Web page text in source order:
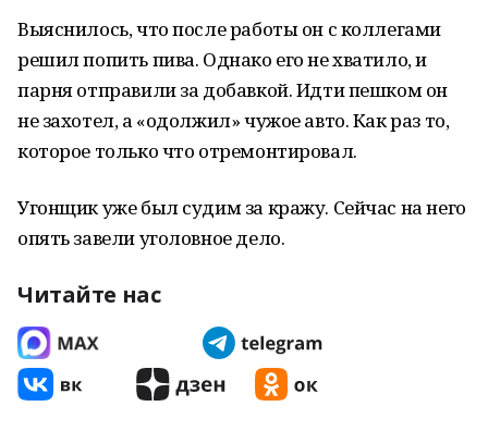
Выяснилось, что после работы он с коллегами
решил попить пива. Однако его не хватило, и
парня отправили за добавкой. Идти пешком он
не захотел, а «одолжил» чужое авто. Как раз то,
которое только что отремонтировал.
Угонщик уже был судим за кражу. Сейчас на него
опять завели уголовное дело.
Читайте нас